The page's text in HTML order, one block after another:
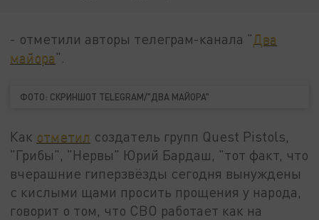
- отметили авторы телеграм-канала "Два
майора".
ФОТО: СКРИНШОТ TELEGRAM/"ДВА МАЙОРА"
Как отметил создатель групп Quest Pistols,
"Грибы", "Нервы" Юрий Бардаш, "тот факт, что
вчерашние гиперзвёзды сегодня вынуждены
с кислыми щами просить прощения у народа,
говорит о том, что СВО работает как на